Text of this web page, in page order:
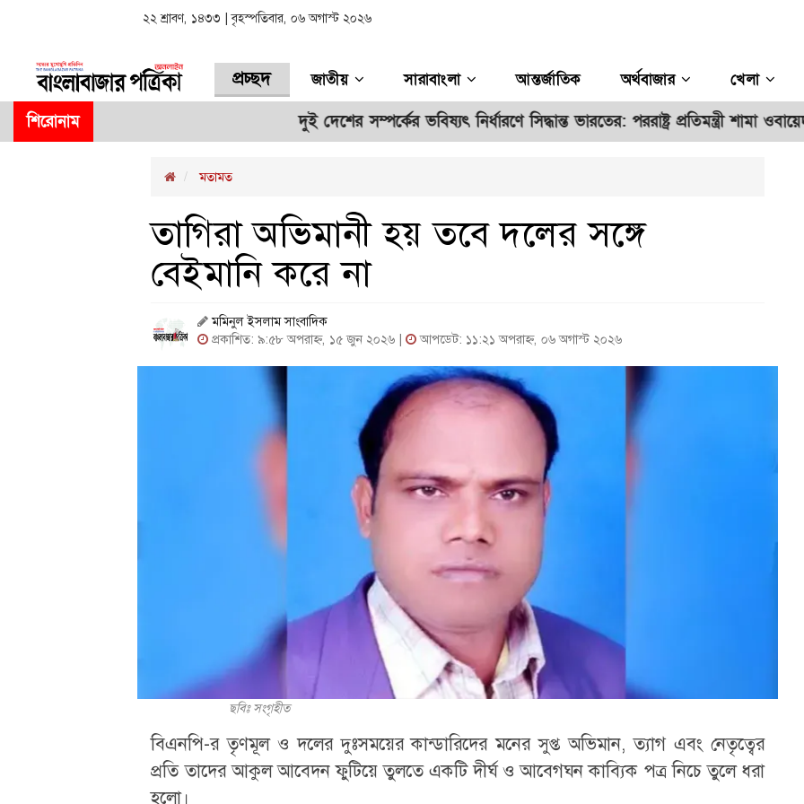
২২ শ্রাবণ, ১৪৩৩ | বৃহস্পতিবার, ০৬ অগাস্ট ২০২৬
প্রচ্ছদ জাতীয় সারাবাংলা আন্তর্জাতিক অর্থবাজার খেলা
শিরোনাম দুই দেশের সম্পর্কের ভবিষ্যৎ নির্ধারণে সিদ্ধান্ত ভারতের: পররাষ্ট্র প্রতিমন্ত্রী শামা ওবায়েদ **
মতামত
তাগিরা অভিমানী হয় তবে দলের সঙ্গে
বেইমানি করে না
মমিনুল ইসলাম সাংবাদিক
প্রকাশিত: ৯:৫৮ অপরাহ্ন, ১৫ জুন ২০২৬ |
আপডেট: ১১:২১ অপরাহ্ন, ০৬ অগাস্ট ২০২৬
ছবিঃ সংগৃহীত
বিএনপি-র তৃণমূল ও দলের দুঃসময়ের কান্ডারিদের মনের সুপ্ত অভিমান, ত্যাগ এবং নেতৃত্বের
প্রতি তাদের আকুল আবেদন ফুটিয়ে তুলতে একটি দীর্ঘ ও আবেগঘন কাব্যিক পত্র নিচে তুলে ধরা
হলো।